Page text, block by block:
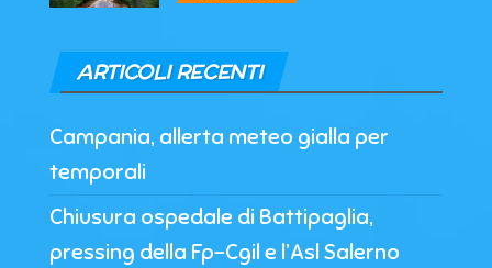
ARTICOLI RECENTI
Campania, allerta meteo gialla per
temporali
Chiusura ospedale di Battipaglia,
pressing della Fp-Cgil e l’Asl Salerno